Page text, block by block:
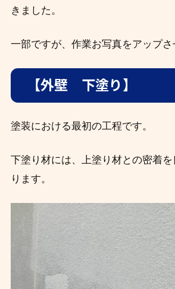
きました。
一部ですが、作業お写真をアップさ
【外壁 下塗り】
塗装における最初の工程です。
下塗り材には、上塗り材との密着
ります。